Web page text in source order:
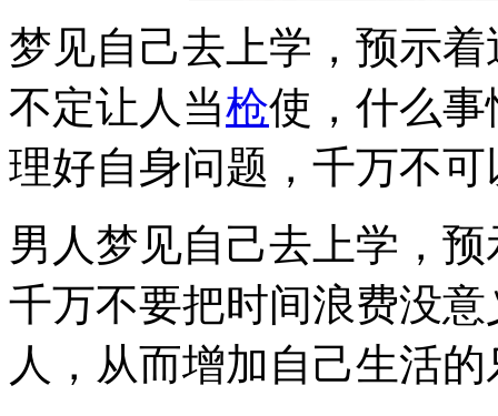
梦见自己去上学，预示
不定让人当枪使，什么
理好自身问题，千万不
男人梦见自己去上学，
千万不要把时间浪费没
人，从而增加自己生活